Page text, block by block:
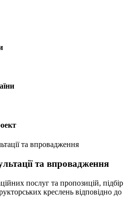
та впровадження
послуг та пропозицій, підбір
креслень відповідно до